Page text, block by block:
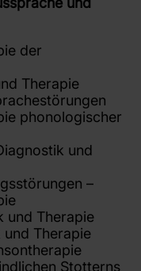
der
Therapie
phonologischer
und
–
und Therapie
und Therapie
Stotterns